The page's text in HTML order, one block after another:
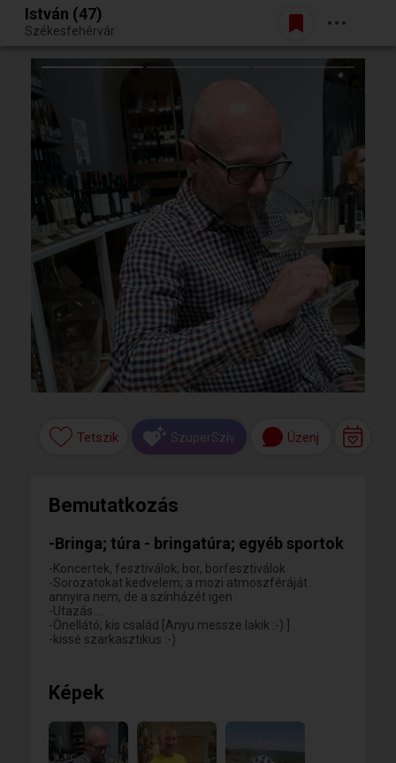
Egy jó randiból bármi lehet.
Belépés
István (47)
Székesfehérvár
Tetszik SzuperSzív Üzenj
Bemutatkozás
-Bringa; túra - bringatúra; egyéb sportok
-Koncertek, fesztiválok; bor, borfesztiválok
-Sorozatokat kedvelem; a mozi atmoszféráját
annyira nem, de a színházét igen
-Utazás....
-Önellátó; kis család [Anyu messze lakik :-) ]
-kissé szarkasztikus :-)
Képek